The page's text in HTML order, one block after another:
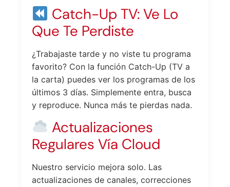
Catch-Up TV: Ve Lo
Que Te Perdiste
¿Trabajaste tarde y no viste tu programa
favorito? Con la función Catch-Up (TV a
la carta) puedes ver los programas de los
últimos 3 días. Simplemente entra, busca
y reproduce. Nunca más te pierdas nada.
Actualizaciones
Regulares Vía Cloud
Nuestro servicio mejora solo. Las
actualizaciones de canales, correcciones